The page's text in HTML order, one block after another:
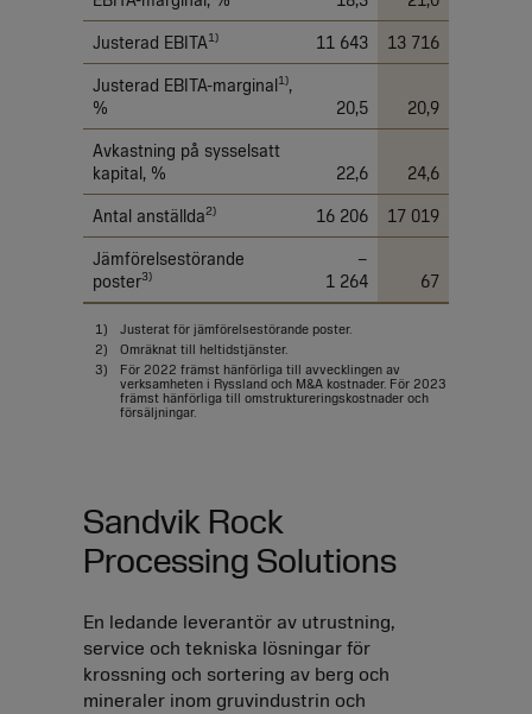
Justerad EBITA1) 11 643 13 716
Justerad EBITA-marginal 1),
%
20,5 20,9
Avkastning på sysselsatt
kapital, %
22,6 24,6
Antal anställda2) 16 206 17 019
Jämförelsestörande
poster3)
–
1 264
67
1)
Justerat för jämförelsestörande poster.
2)
Omräknat till heltidstjänster.
3)
För 2022 främst hänförliga till avvecklingen av
verksamheten i Ryssland och M&A kostnader. För 2023
främst hänförliga till omstruktureringskostnader och
försäljningar.
Sandvik Rock
Processing Solutions
En ledande leverantör av utrustning,
service och tekniska lösningar för
krossning och sortering av berg och
mineraler inom gruvindustrin och